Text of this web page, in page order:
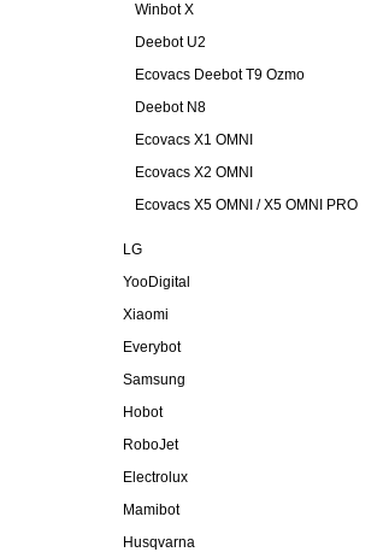
Winbot X
Deebot U2
Ecovacs Deebot T9 Ozmo
Deebot N8
Ecovacs X1 OMNI
Ecovacs X2 OMNI
Ecovacs X5 OMNI / X5 OMNI PRO
LG
YooDigital
Xiaomi
Everybot
Samsung
Hobot
RoboJet
Electrolux
Mamibot
Husqvarna